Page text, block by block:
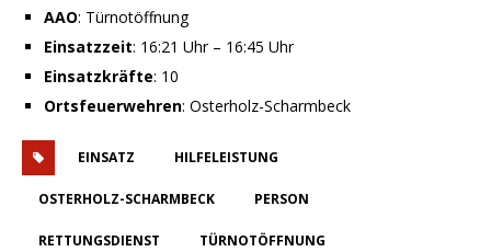
AAO: Türnotöffnung
Einsatzzeit: 16:21 Uhr – 16:45 Uhr
Einsatzkräfte: 10
Ortsfeuerwehren: Osterholz-Scharmbeck
EINSATZ HILFELEISTUNG
OSTERHOLZ-SCHARMBECK PERSON
RETTUNGSDIENST TÜRNOTÖFFNUNG